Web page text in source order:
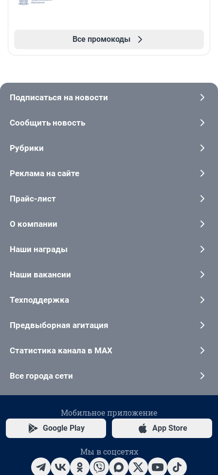
Все промокоды
Подписаться на новости
Сообщить новость
Рубрики
Реклама на сайте
Прайс-лист
О компании
Наши награды
Наши вакансии
Техподдержка
Предвыборная агитация
Статистика канала в MAX
Все города сети
Мобильное приложение
Google Play App Store
Мы в соцсетях